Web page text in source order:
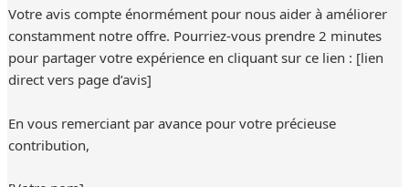
Votre avis compte énormément pour nous aider à améliorer
constamment notre offre. Pourriez-vous prendre 2 minutes
pour partager votre expérience en cliquant sur ce lien : [lien
direct vers page d’avis]
En vous remerciant par avance pour votre précieuse
contribution,